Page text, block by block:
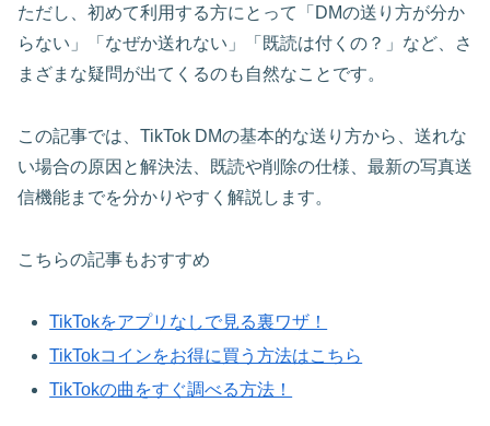
ただし、初めて利用する方にとって「DMの送り方が分か
らない」「なぜか送れない」「既読は付くの？」など、さ
まざまな疑問が出てくるのも自然なことです。
この記事では、TikTok DMの基本的な送り方から、送れな
い場合の原因と解決法、既読や削除の仕様、最新の写真送
信機能までを分かりやすく解説します。
こちらの記事もおすすめ
TikTokをアプリなしで見る裏ワザ！
TikTokコインをお得に買う方法はこちら
TikTokの曲をすぐ調べる方法！